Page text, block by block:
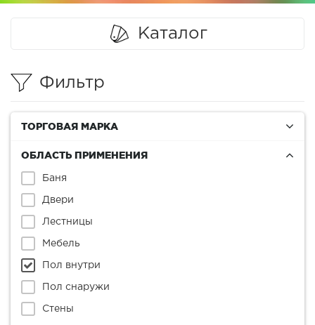
Каталог
Фильтр
ТОРГОВАЯ МАРКА
ОБЛАСТЬ ПРИМЕНЕНИЯ
Баня
Двери
Лестницы
Мебель
Пол внутри
Пол снаружи
Стены